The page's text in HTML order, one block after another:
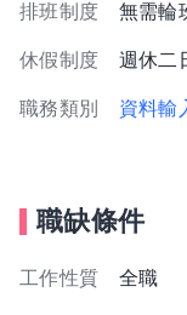
排班制度 無需輪
休假制度 週休二
職務類別 資料輸
職缺條件
工作性質 全職